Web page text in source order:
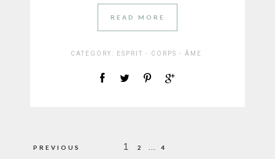
READ MORE
CATEGORY: ESPRIT - CORPS - ÂME
PREVIOUS
Pagination
1 2 … 4